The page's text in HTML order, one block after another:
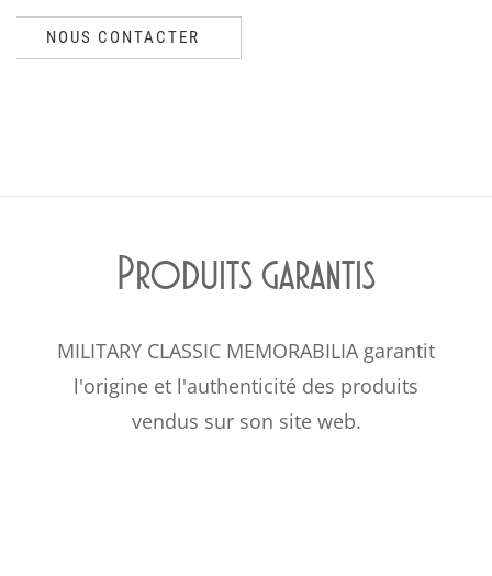
NOUS CONTACTER
Produits garantis
MILITARY CLASSIC MEMORABILIA garantit
l'origine et l'authenticité des produits
vendus sur son site web.